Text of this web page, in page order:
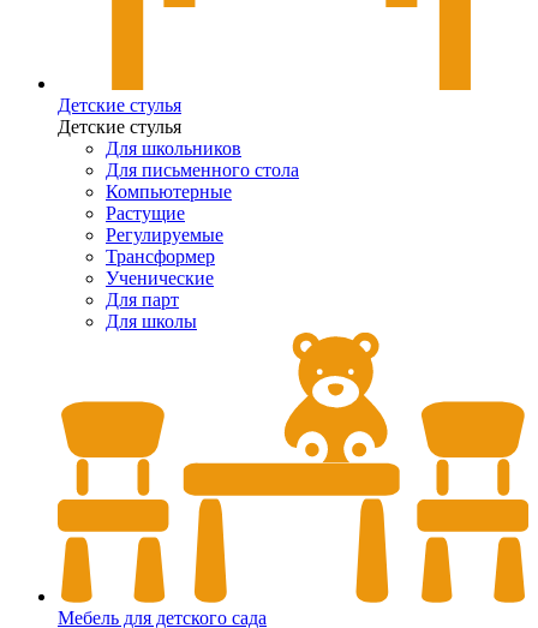
Детские стулья
Детские стулья
Для школьников
Для письменного стола
Компьютерные
Растущие
Регулируемые
Трансформер
Ученические
Для парт
Для школы
Мебель для детского сада